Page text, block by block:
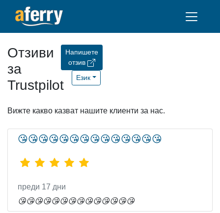
Отзиви
за
Trustpilot
Напишете
отзив
Език
Вижте какво казват нашите клиенти за нас.
😘😘😘😘😘😘😘😘😘😘😘😘😘😘
преди 17 дни
😘😘😘😘😘😘😘😘😘😘😘😘😘😘